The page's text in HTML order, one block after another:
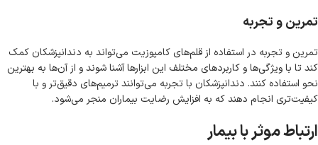
تمرین و تجربه
تمرین و تجربه در استفاده از قلم‌های کامپوزیت می‌تواند به دندانپزشکان کمک
کند تا با ویژگی‌ها و کاربردهای مختلف این ابزارها آشنا شوند و از آن‌ها به بهترین
نحو استفاده کنند. دندانپزشکان با تجربه می‌توانند ترمیم‌های دقیق‌تر و با
کیفیت‌تری انجام دهند که به افزایش رضایت بیماران منجر می‌شود.
ارتباط موثر با بیمار